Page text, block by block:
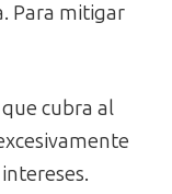
Para mitigar
cubra al